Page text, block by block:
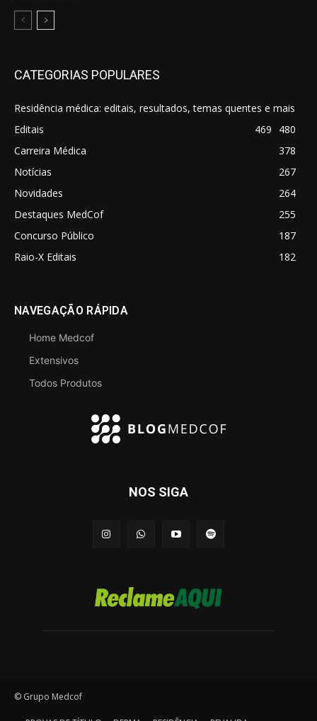
CATEGORIAS POPULARES
Residência médica: editais, resultados, temas quentes e mais
480
Editais
469
Carreira Médica
378
Notícias
267
Novidades
264
Destaques MedCof
255
Concurso Público
187
Raio-X Editais
182
NAVEGAÇÃO RÁPIDA
Home Medcof
Extensivos
Todos Produtos
NOS SIGA
© Grupo Medcof